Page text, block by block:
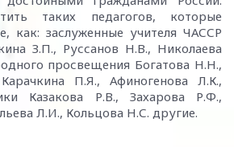
таких педагогов, которые
как: заслуженные учителя ЧАССР
З.П., Руссанов Н.В., Николаева
просвещения Богатова Н.Н.,
П.Я., Афиногенова Л.К.,
Казакова Р.В., Захарова Р.Ф.,
Л.И., Кольцова Н.С. другие.